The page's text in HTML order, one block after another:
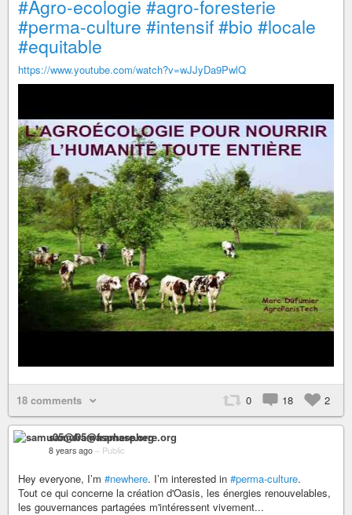
#Agro-ecologie #agro-foresterie
#perma-culture #intensif#bio #locale
#equitable
https://www.youtube.com/watch?v=wJJyDa9PwlQ
18 comments 0 18 2
samu05@framasphere.org
8 years ago – Public
Hey everyone, I’m #newhere. I’m interested in #perma-culture.
Tout ce qui concerne la création d'Oasis, les énergies renouvelables,
les gouvernances partagées m'intéressent vivement...